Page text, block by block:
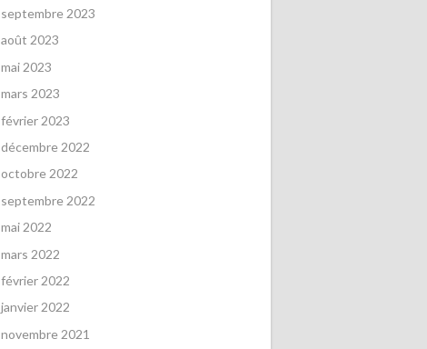
septembre 2023
août 2023
mai 2023
mars 2023
février 2023
décembre 2022
octobre 2022
septembre 2022
mai 2022
mars 2022
février 2022
janvier 2022
novembre 2021